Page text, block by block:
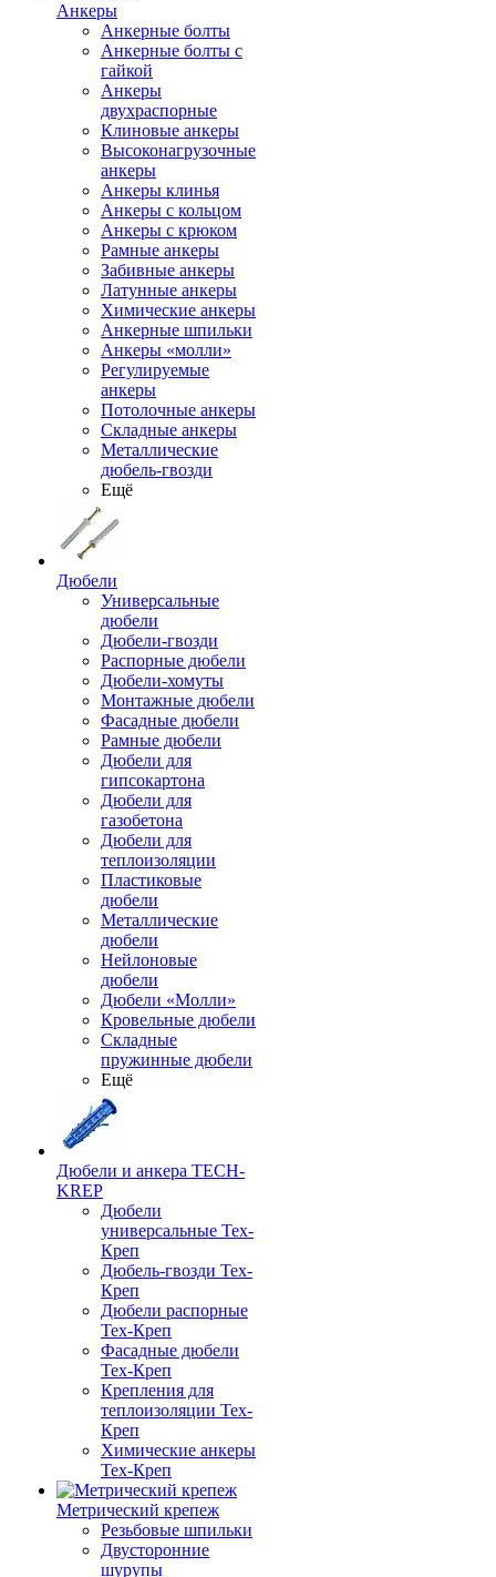
Анкеры
Анкерные болты
Анкерные болты с
гайкой
Анкеры
двухраспорные
Клиновые анкеры
Высоконагрузочные
анкеры
Анкеры клинья
Анкеры с кольцом
Анкеры с крюком
Рамные анкеры
Забивные анкеры
Латунные анкеры
Химические анкеры
Анкерные шпильки
Анкеры «молли»
Регулируемые
анкеры
Потолочные анкеры
Складные анкеры
Металлические
дюбель-гвозди
Ещё
Дюбели
Универсальные
дюбели
Дюбели-гвозди
Распорные дюбели
Дюбели-хомуты
Монтажные дюбели
Фасадные дюбели
Рамные дюбели
Дюбели для
гипсокартона
Дюбели для
газобетона
Дюбели для
теплоизоляции
Пластиковые
дюбели
Металлические
дюбели
Нейлоновые
дюбели
Дюбели «Молли»
Кровельные дюбели
Складные
пружинные дюбели
Ещё
Дюбели и анкера TECH-
KREP
Дюбели
универсальные Тех-
Креп
Дюбель-гвозди Тех-
Креп
Дюбели распорные
Тех-Креп
Фасадные дюбели
Тех-Креп
Крепления для
теплоизоляции Тех-
Креп
Химические анкеры
Тех-Креп
Метрический крепеж
Резьбовые шпильки
Двусторонние
шурупы